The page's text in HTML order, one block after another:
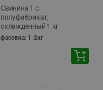
Свинина 1 с.
полуфабрикат,
охлажденный 1 кг
фасовка: 1-2кг